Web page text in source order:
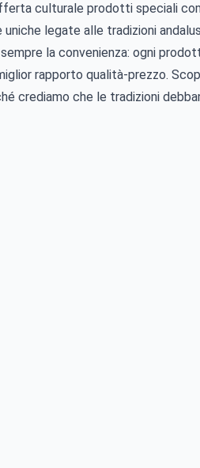
culturale prodotti speciali
legate alle tradizioni
la convenienza: ogni
rapporto qualità-prezzo.
crediamo che le tradizioni